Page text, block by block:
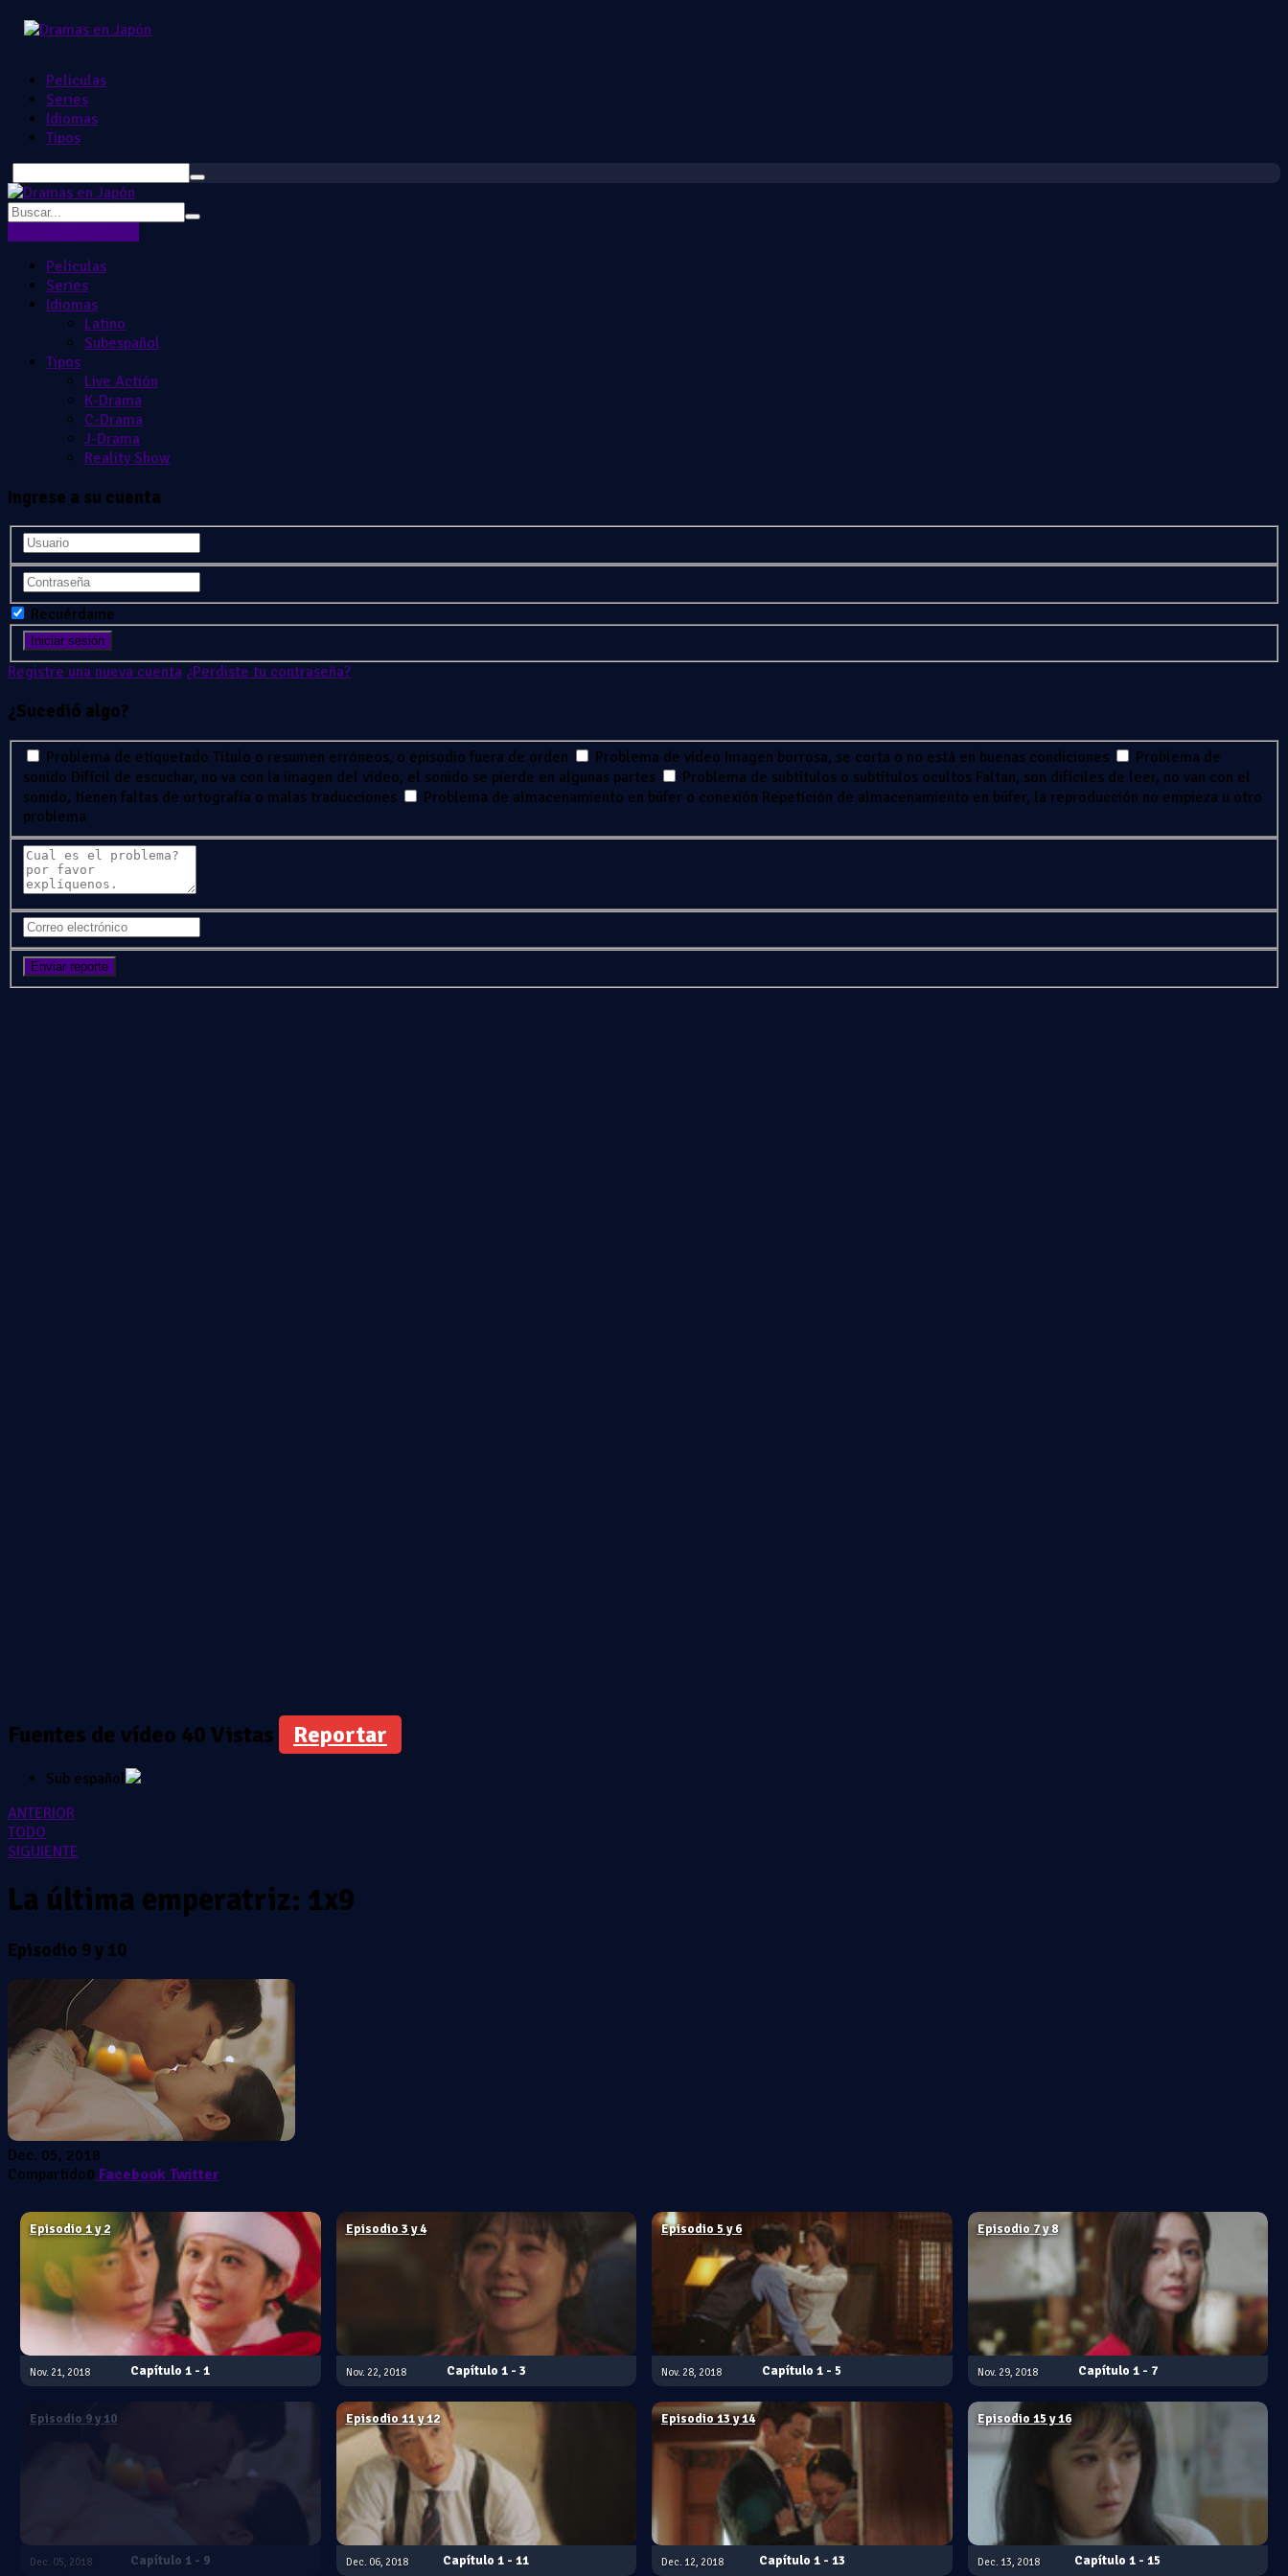
Peliculas
Series
Idiomas
Tipos
Peliculas
Series
Idiomas
Latino
Subespañol
Tipos
Live Actión
K-Drama
C-Drama
J-Drama
Reality Show
Ingrese a su cuenta
Recuérdame
Registre una nueva cuenta ¿Perdiste tu contraseña?
¿Sucedió algo?
Problema de etiquetado Título o resumen erróneos, o episodio fuera de orden Problema de vídeo Imagen borrosa, se corta o no está en buenas condiciones
Problema de
sonido Difícil de escuchar, no va con la imagen del video, el sonido se pierde en algunas partes Problema de subtítulos o subtítulos ocultos Faltan, son difíciles de leer, no van con el
sonido, tienen faltas de ortografía o malas traducciones
Problema de almacenamiento en búfer o conexión Repetición de almacenamiento en búfer, la reproducción no empieza u otro
problema
Fuentes de vídeo 40 Vistas Reportar
Sub español
ANTERIOR
TODO
SIGUIENTE
La última emperatriz: 1x9
Episodio 9 y 10
Dec. 05, 2018
Compartido0 Facebook Twitter
1 - 1
Episodio 1 y 2
Nov. 21, 2018 1 - 3
Episodio 3 y 4
Nov. 22, 2018 1 - 5
Episodio 5 y 6
Nov. 28, 2018 1 - 7
Episodio 7 y 8
Nov. 29, 2018
1 - 9
Episodio 9 y 10
Dec. 05, 2018 1 - 11
Episodio 11 y 12
Dec. 06, 2018 1 - 13
Episodio 13 y 14
Dec. 12, 2018 1 - 15
Episodio 15 y 16
Dec. 13, 2018